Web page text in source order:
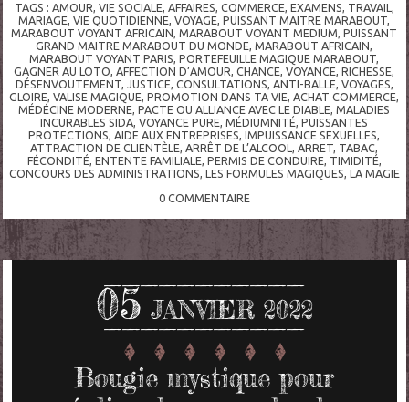
TAGS : AMOUR, VIE SOCIALE, AFFAIRES, COMMERCE, EXAMENS, TRAVAIL ,
MARIAGE,VIE QUOTIDIENNE,VOYAGE,PUISSANT MAITRE MARABOUT,
MARABOUT VOYANT AFRICAIN,MARABOUT VOYANT MEDIUM,PUISSANT
GRAND MAITRE MARABOUT DU MONDE,MARABOUT AFRICAIN,
MARABOUT VOYANT PARIS,PORTEFEUILLE MAGIQUE MARABOUT,
GAGNER AU LOTO,AFFECTION D’AMOUR,CHANCE,VOYANCE,RICHESSE,
DÉSENVOUTEMENT, JUSTICE, CONSULTATIONS, ANTI-BALLE, VOYAGES,
GLOIRE,VALISE MAGIQUE,PROMOTION DANS TA VIE,ACHAT COMMERCE,
MÉDÉCINE MODERNE,PACTE OU ALLIANCE AVEC LE DIABLE,MALADIES
INCURABLES SIDA,VOYANCE PURE,MÉDIUMNITÉ,PUISSANTES
PROTECTIONS,AIDE AUX ENTREPRISES,IMPUISSANCE SEXUELLES,
ATTRACTION DE CLIENTÈLE,ARRÊT DE L’ALCOOL,ARRET, TABAC,
FÉCONDITÉ, ENTENTE FAMILIALE, PERMIS DE CONDUIRE, TIMIDITÉ,
CONCOURS DES ADMINISTRATIONS, LES FORMULES MAGIQUES, LA MAGIE
0 COMMENTAIRE
05 JANVIER 2022
Bougie mystique pour